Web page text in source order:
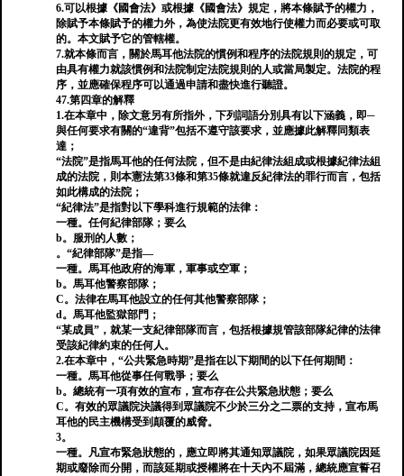
6.可以根據《國會法》或根據《國會法》規定，將本條賦予的權力，
除賦予本條賦予的權力外，為使法院更有效地行使權力而必要或可取
的。本文賦予它的管轄權。
7.就本條而言，關於馬耳他法院的慣例和程序的法院規則的規定，可
由具有權力就該慣例和法院制定法院規則的人或當局製定。法院的程
序，並應確保程序可以通過申請和盡快進行聽證。
47.第四章的解釋
1.在本章中，除文意另有所指外，下列詞語分別具有以下涵義，即─
與任何要求有關的“違背”包括不遵守該要求，並應據此解釋同類表
達；
“法院”是指馬耳他的任何法院，但不是由紀律法組成或根據紀律法組
成的法院，則本憲法第33條和第35條就違反紀律法的罪行而言，包括
如此構成的法院；
“紀律法”是指對以下學科進行規範的法律：
一種。任何紀律部隊；要么
b。服刑的人數；
。“紀律部隊”是指—
一種。馬耳他政府的海軍，軍事或空軍；
b。馬耳他警察部隊；
C。法律在馬耳他設立的任何其他警察部隊；
d。馬耳他監獄部門；
“某成員”，就某一支紀律部隊而言，包括根據規管該部隊紀律的法律
受該紀律約束的任何人。
2.在本章中，“公共緊急時期”是指在以下期間的以下任何期間：
一種。馬耳他從事任何戰爭；要么
b。總統有一項有效的宣布，宣布存在公共緊急狀態；要么
C。有效的眾議院決議得到眾議院不少於三分之二票的支持，宣布馬
耳他的民主機構受到顛覆的威脅。
3。
一種。凡宣布緊急狀態的，應立即將其通知眾議院，如果眾議院因延
期或廢除而分開，而該延期或授權將在十天內不屆滿，總統應宣誓召